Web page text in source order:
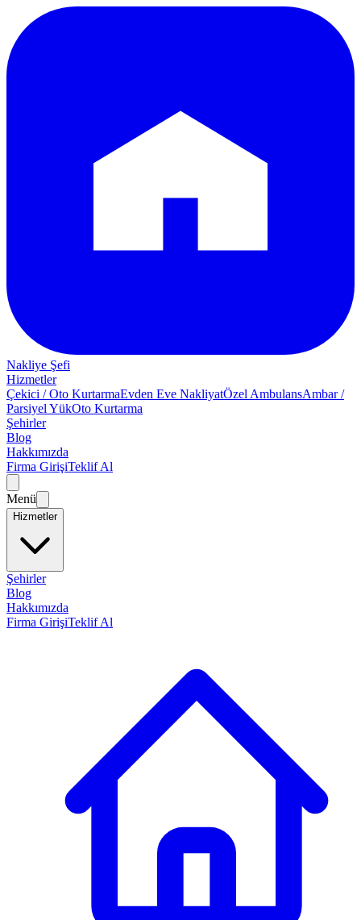
Nakliye Şefi
Hizmetler
Çekici / Oto KurtarmaEvden Eve NakliyatÖzel AmbulansAmbar /
Parsiyel YükOto Kurtarma
Şehirler
Blog
Hakkımızda
Firma GirişiTeklif Al
Menü
Hizmetler
Şehirler
Blog
Hakkımızda
Firma GirişiTeklif Al